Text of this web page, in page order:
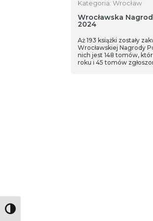
Toggle High Contrast
Kategoria: Wrocław
Wrocławska
2024
Aż 193 książki zostały
Wrocławskiej Nagrody
nich jest 148 tomów,
roku i 45 tomów